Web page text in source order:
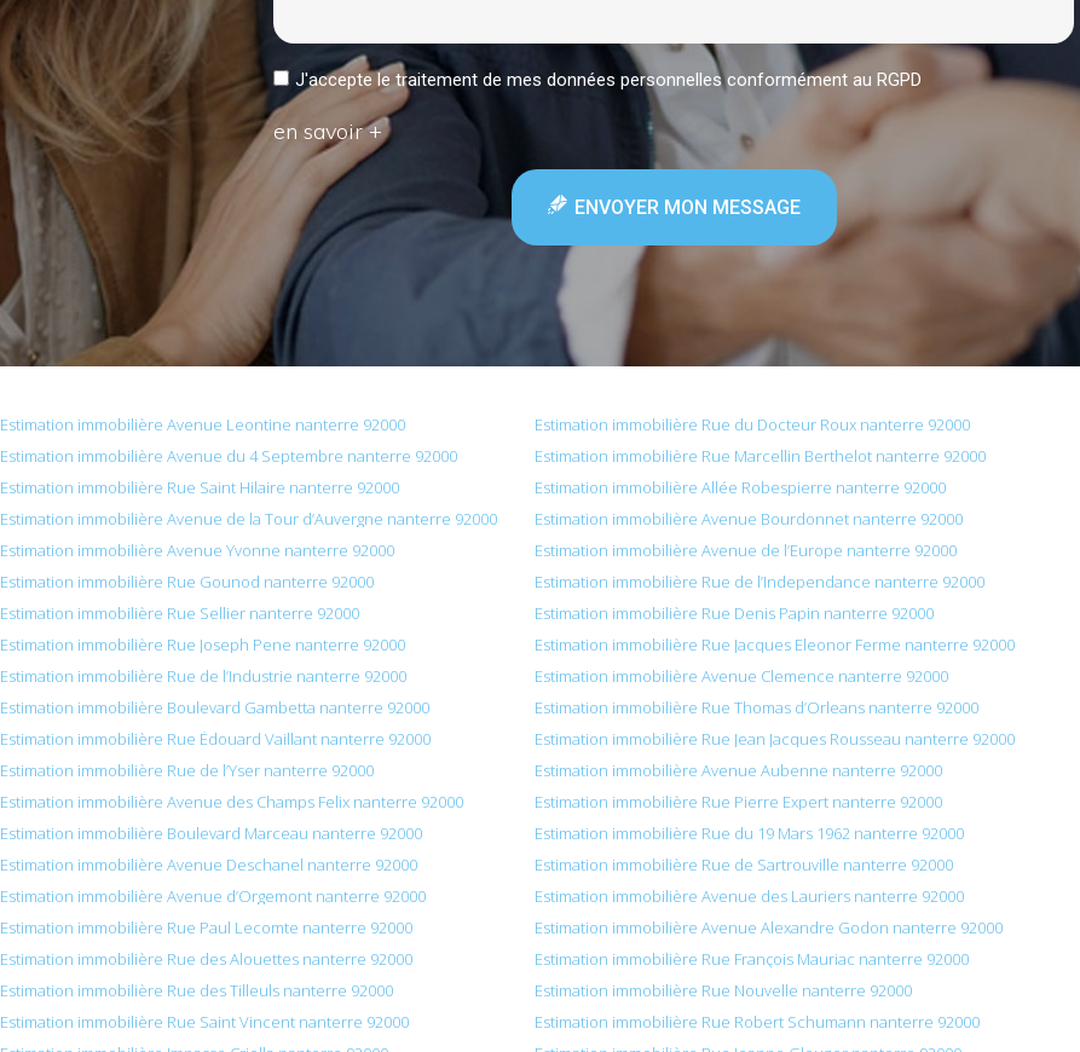
J'accepte le traitement de mes données personnelles conformément au RGPD
en savoir +
ENVOYER MON MESSAGE
Estimation immobilière Avenue Leontine nanterre 92000
Estimation immobilière Rue du Docteur Roux nanterre 92000
Estimation immobilière Avenue du 4 Septembre nanterre 92000
Estimation immobilière Rue Marcellin Berthelot nanterre 92000
Estimation immobilière Rue Saint Hilaire nanterre 92000
Estimation immobilière Allée Robespierre nanterre 92000
Estimation immobilière Avenue de la Tour d’Auvergne nanterre 92000
Estimation immobilière Avenue Bourdonnet nanterre 92000
Estimation immobilière Avenue Yvonne nanterre 92000
Estimation immobilière Avenue de l’Europe nanterre 92000
Estimation immobilière Rue Gounod nanterre 92000
Estimation immobilière Rue de l’Independance nanterre 92000
Estimation immobilière Rue Sellier nanterre 92000
Estimation immobilière Rue Denis Papin nanterre 92000
Estimation immobilière Rue Joseph Pene nanterre 92000
Estimation immobilière Rue Jacques Eleonor Ferme nanterre 92000
Estimation immobilière Rue de l’Industrie nanterre 92000
Estimation immobilière Avenue Clemence nanterre 92000
Estimation immobilière Boulevard Gambetta nanterre 92000
Estimation immobilière Rue Thomas d’Orleans nanterre 92000
Estimation immobilière Rue Édouard Vaillant nanterre 92000
Estimation immobilière Rue Jean Jacques Rousseau nanterre 92000
Estimation immobilière Rue de l’Yser nanterre 92000
Estimation immobilière Avenue Aubenne nanterre 92000
Estimation immobilière Avenue des Champs Felix nanterre 92000
Estimation immobilière Rue Pierre Expert nanterre 92000
Estimation immobilière Boulevard Marceau nanterre 92000
Estimation immobilière Rue du 19 Mars 1962 nanterre 92000
Estimation immobilière Avenue Deschanel nanterre 92000
Estimation immobilière Rue de Sartrouville nanterre 92000
Estimation immobilière Avenue d’Orgemont nanterre 92000
Estimation immobilière Avenue des Lauriers nanterre 92000
Estimation immobilière Rue Paul Lecomte nanterre 92000
Estimation immobilière Avenue Alexandre Godon nanterre 92000
Estimation immobilière Rue des Alouettes nanterre 92000
Estimation immobilière Rue François Mauriac nanterre 92000
Estimation immobilière Rue des Tilleuls nanterre 92000
Estimation immobilière Rue Nouvelle nanterre 92000
Estimation immobilière Rue Saint Vincent nanterre 92000
Estimation immobilière Rue Robert Schumann nanterre 92000